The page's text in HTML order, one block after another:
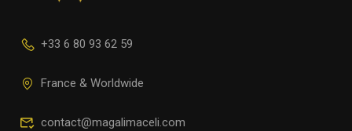
+33 6 80 93 62 59
France & Worldwide
contact@magalimaceli.com